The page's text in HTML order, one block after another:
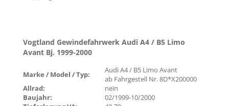
Vogtland Gewindefahrwerk Audi A4 / B5 Limo
Avant Bj. 1999-2000
Marke / Model / Typ:
Audi A4 / B5 Limo Avant
ab Fahrgestell Nr. 8D*X200000
Allrad:
nein
Baujahr:
02/1999-10/2000